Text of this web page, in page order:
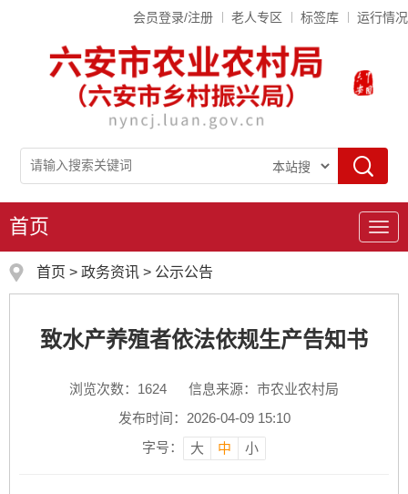
会员登录/注册 老人专区 标签库 运行情况
导
航
首页
首页 > 政务资讯 > 公示公告
致水产养殖者依法依规生产告知书
浏览次数： 1624
信息来源：市农业农村局
发布时间：2026-04-09 15:10
字号：
大 中 小